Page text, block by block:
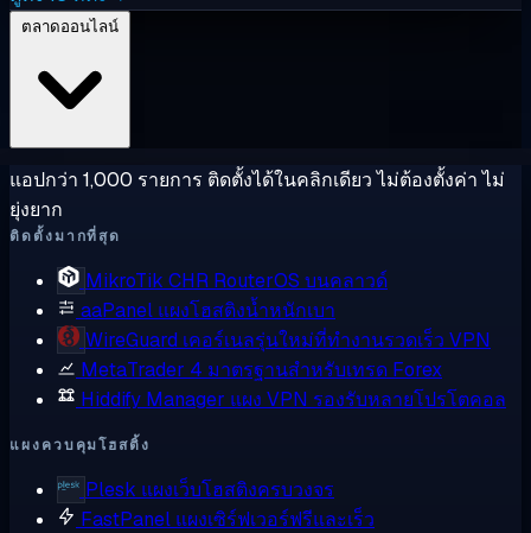
แอปกว่า 1,000 รายการ ติดตั้งได้ในคลิกเดียว ไม่ต้องตั้งค่า ไม่
ยุ่งยาก
ติดตั้งมากที่สุด
MikroTik CHR RouterOS บนคลาวด์
aaPanel แผงโฮสติงน้ำหนักเบา
WireGuard เคอร์เนลรุ่นใหม่ที่ทำงานรวดเร็ว VPN
MetaTrader 4 มาตรฐานสำหรับเทรด Forex
Hiddify Manager แผง VPN รองรับหลายโปรโตคอล
แผงควบคุมโฮสติ้ง
Plesk แผงเว็บโฮสติงครบวงจร
FastPanel แผงเซิร์ฟเวอร์ฟรีและเร็ว